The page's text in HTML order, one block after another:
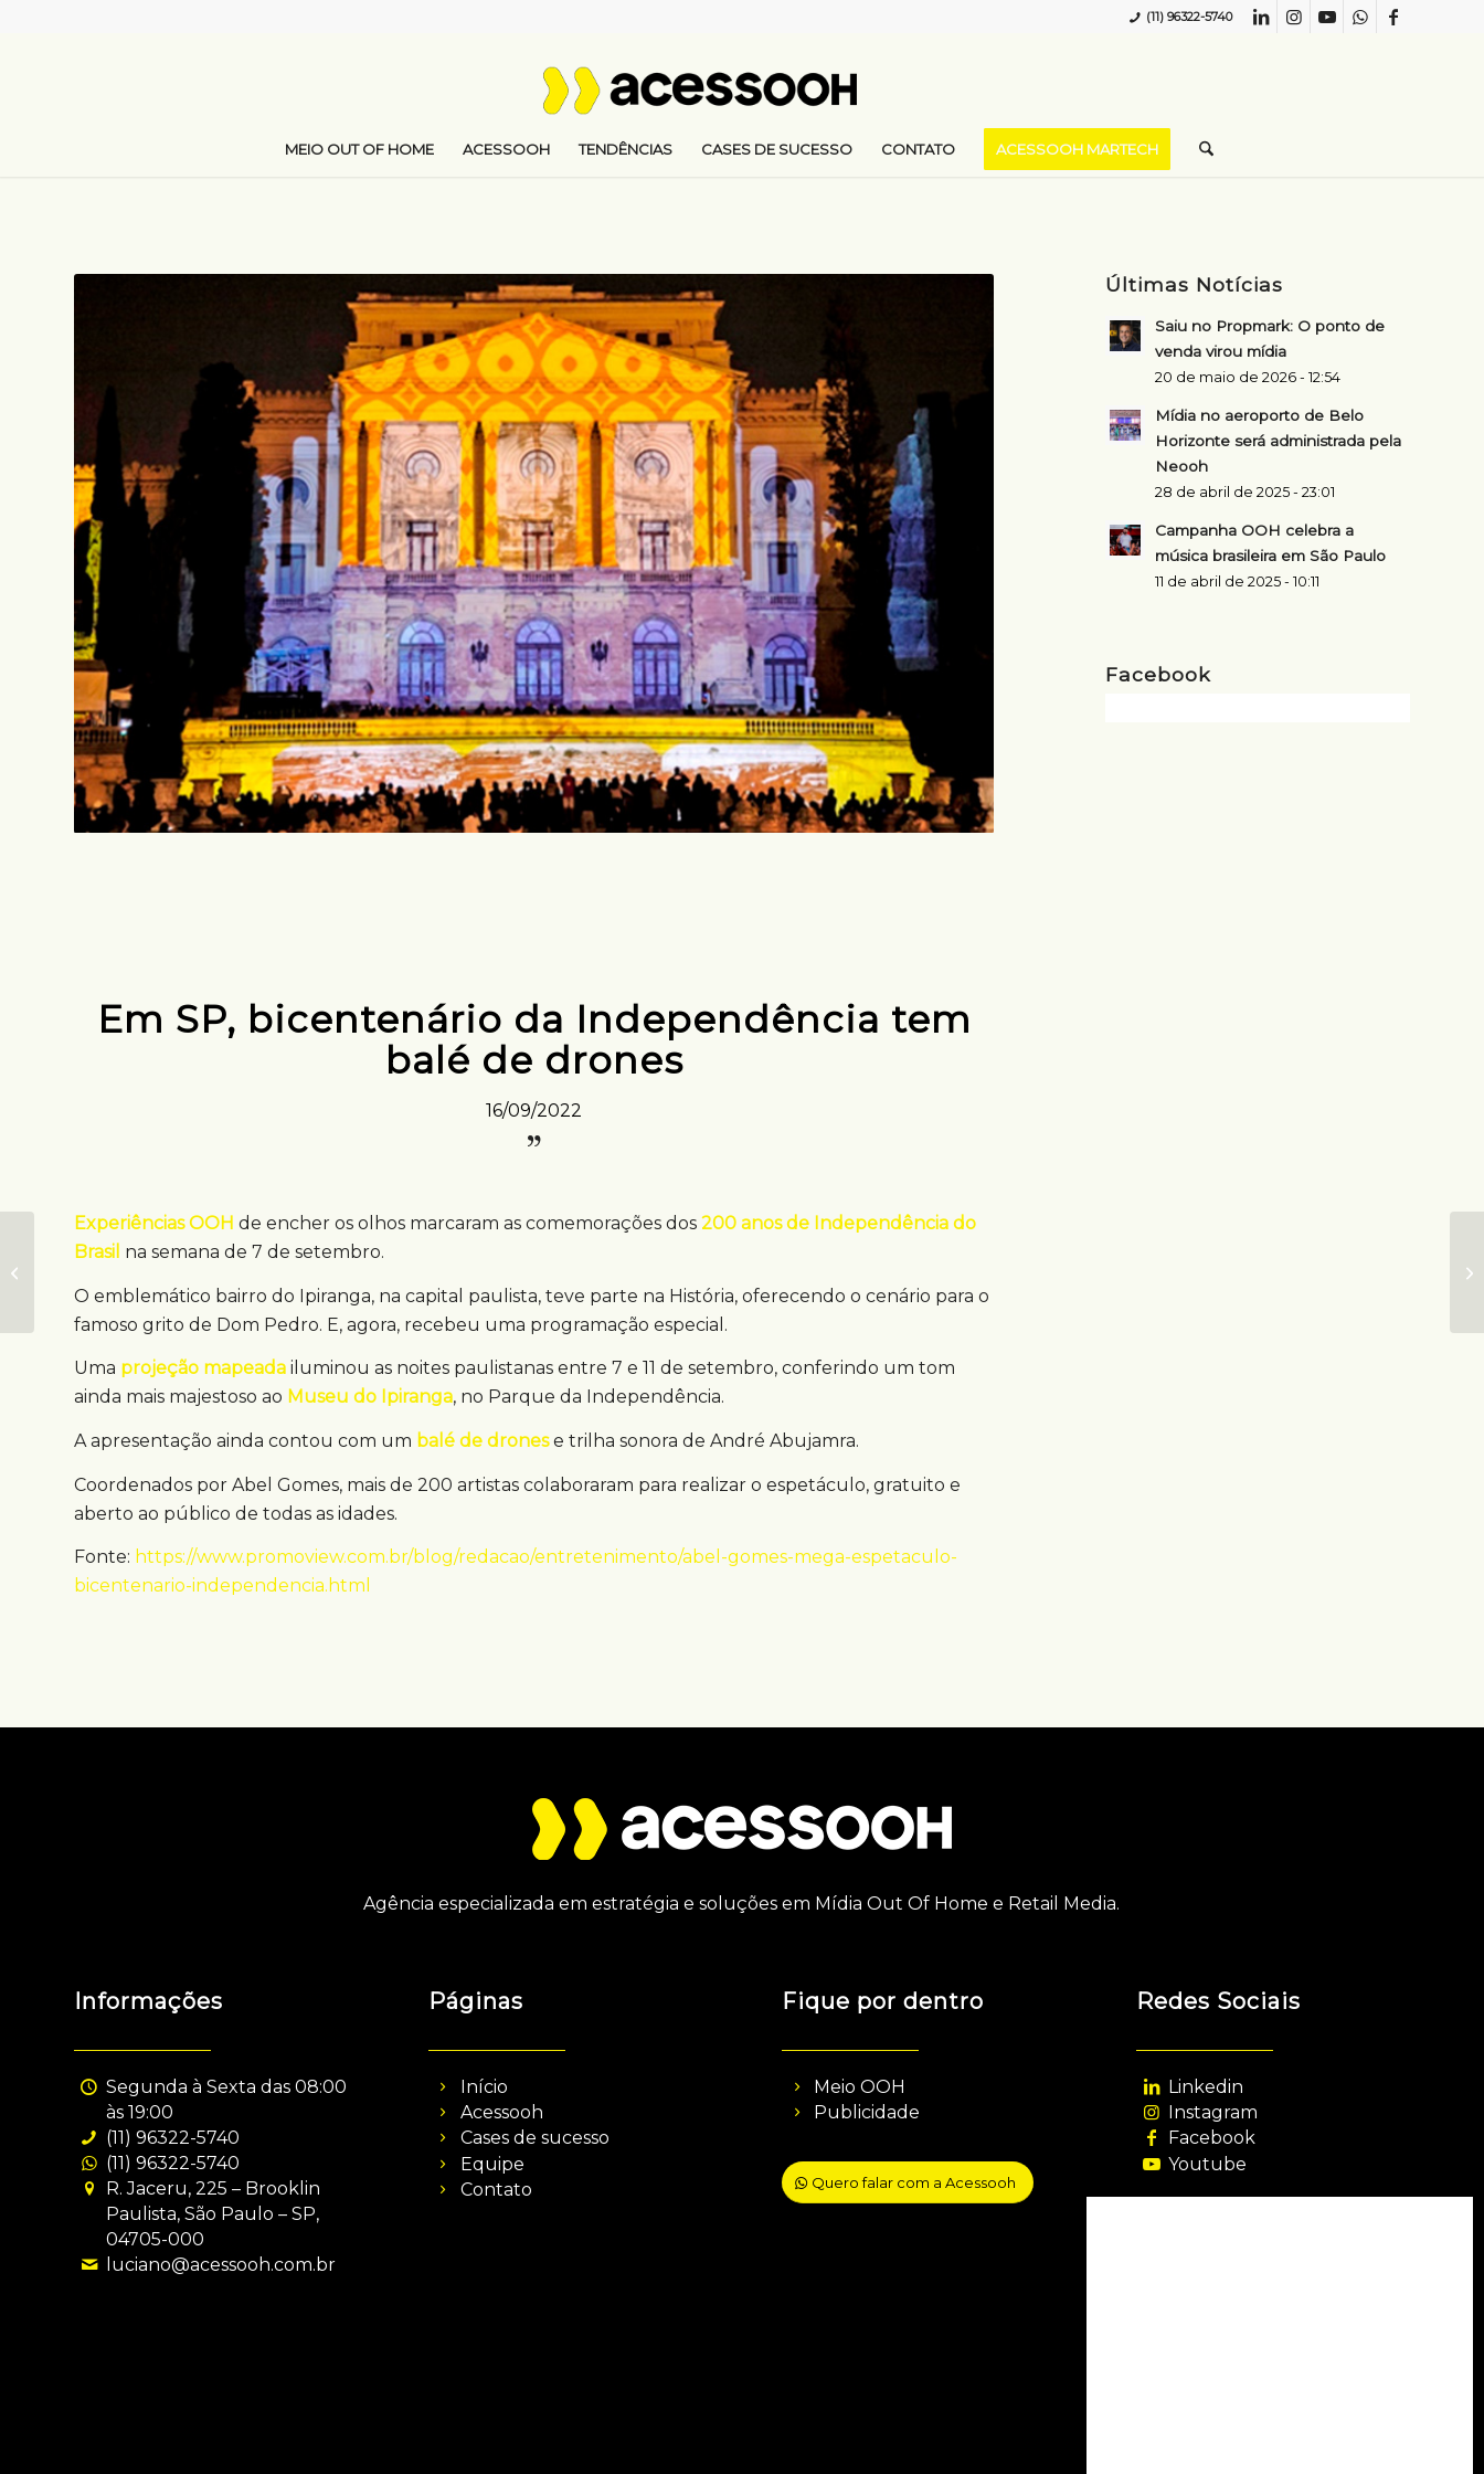
(11) 96322-5740
MEIO OUT OF HOME ACESSOOH TENDÊNCIAS CASES DE SUCESSO CONTATO ACESSOOH MARTECH
Em SP, bicentenário da Independência tem
balé de drones
16/09/2022
Experiências OOH de encher os olhos marcaram as comemorações dos 200 anos de Independência do
Brasil na semana de 7 de setembro.
O emblemático bairro do Ipiranga, na capital paulista, teve parte na História, oferecendo o cenário para o
famoso grito de Dom Pedro. E, agora, recebeu uma programação especial.
Uma projeção mapeada iluminou as noites paulistanas entre 7 e 11 de setembro, conferindo um tom
ainda mais majestoso ao Museu do Ipiranga, no Parque da Independência.
A apresentação ainda contou com um balé de dronese trilha sonora de André Abujamra.
Coordenados por Abel Gomes, mais de 200 artistas colaboraram para realizar o espetáculo, gratuito e
aberto ao público de todas as idades.
Fonte: https://www.promoview.com.br/blog/redacao/entretenimento/abel-gomes-mega-espetaculo-
bicentenario-independencia.html
Últimas Notícias
Saiu no Propmark: O ponto de
venda virou mídia
20 de maio de 2026 - 12:54
Mídia no aeroporto de Belo
Horizonte será administrada pela
Neooh
28 de abril de 2025 - 23:01
Campanha OOH celebra a
música brasileira em São Paulo
11 de abril de 2025 - 10:11
Facebook
Agência especializada em estratégia e soluções em Mídia Out Of Home e Retail Media.
Informações
Segunda à Sexta das 08:00
às 19:00
(11) 96322-5740
(11) 96322-5740
R. Jaceru, 225 – Brooklin
Paulista, São Paulo – SP,
04705-000
luciano@acessooh.com.br
Páginas
Início
Acessooh
Cases de sucesso
Equipe
Contato
Fique por dentro
Meio OOH
Publicidade
Quero falar com a Acessooh
Redes Sociais
Linkedin
Instagram
Facebook
Youtube
Harry Potter é
aeronave da Gol